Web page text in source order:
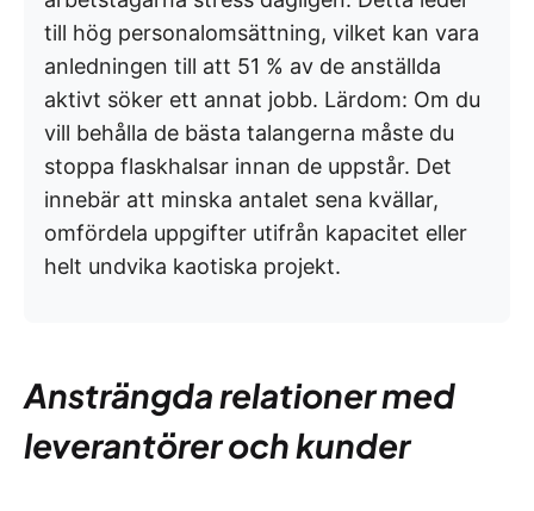
till hög personalomsättning, vilket kan vara
anledningen till att 51 % av de anställda
aktivt söker ett annat jobb. Lärdom: Om du
vill behålla de bästa talangerna måste du
stoppa flaskhalsar innan de uppstår. Det
innebär att minska antalet sena kvällar,
omfördela uppgifter utifrån kapacitet eller
helt undvika kaotiska projekt.
Ansträngda relationer med
leverantörer och kunder